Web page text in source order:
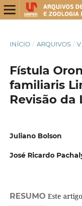
INÍCIO / ARQUIVOS /
Fístula
familiaris
Revisão da
Juliano Bolson
José Ricardo
RESUMO Este